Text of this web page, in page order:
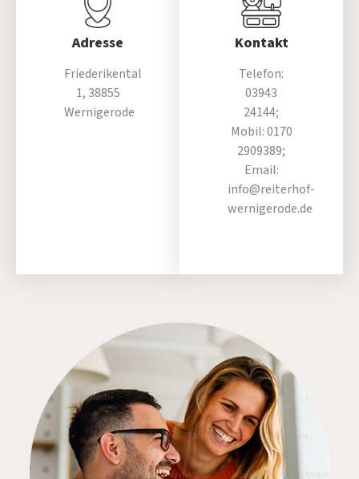
Adresse
Friederikental
1, 38855
Wernigerode
Kontakt
Telefon:
03943
24144;
Mobil: 0170
2909389;
Email:
info@reiterhof-
wernigerode.de